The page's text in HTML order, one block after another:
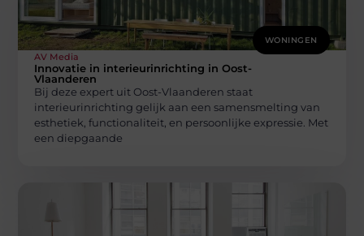
WONINGEN
AV Media
Innovatie in interieurinrichting in Oost-
Vlaanderen
Bij deze expert uit Oost-Vlaanderen staat
interieurinrichting gelijk aan een samensmelting van
esthetiek, functionaliteit, en persoonlijke expressie. Met
een diepgaande